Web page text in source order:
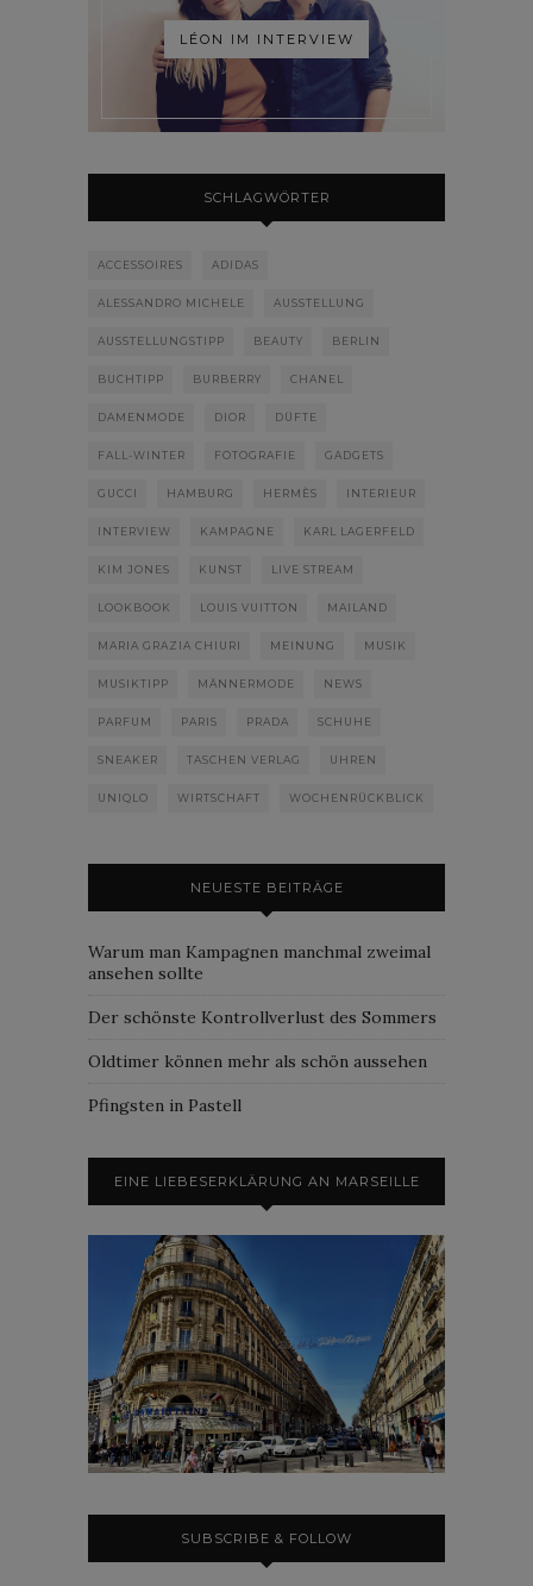
LÉON IM INTERVIEW
SCHLAGWÖRTER
ACCESSOIRES ADIDAS
ALESSANDRO MICHELE AUSSTELLUNG
AUSSTELLUNGSTIPP BEAUTY BERLIN
BUCHTIPP BURBERRY CHANEL
DAMENMODE DIOR DÜFTE
FALL-WINTER FOTOGRAFIE GADGETS
GUCCI HAMBURG HERMÈS INTERIEUR
INTERVIEW KAMPAGNE KARL LAGERFELD
KIM JONES KUNST LIVE STREAM
LOOKBOOK LOUIS VUITTON MAILAND
MARIA GRAZIA CHIURI MEINUNG MUSIK
MUSIKTIPP MÄNNERMODE NEWS
PARFUM PARIS PRADA SCHUHE
SNEAKER TASCHEN VERLAG UHREN
UNIQLO WIRTSCHAFT WOCHENRÜCKBLICK
NEUESTE BEITRÄGE
Warum man Kampagnen manchmal zweimal
ansehen sollte
Der schönste Kontrollverlust des Sommers
Oldtimer können mehr als schön aussehen
Pfingsten in Pastell
EINE LIEBESERKLÄRUNG AN MARSEILLE
SUBSCRIBE & FOLLOW